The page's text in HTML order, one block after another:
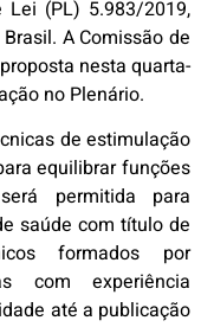
(PL) 5.983/2019,
A Comissão de
nesta quarta-
no Plenário.
de estimulação
equilibrar funções
permitida para
saúde com título de
formados por
com experiência
até a publicação